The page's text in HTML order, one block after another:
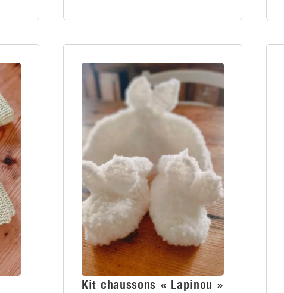
Kit chaussons « Lapinou »